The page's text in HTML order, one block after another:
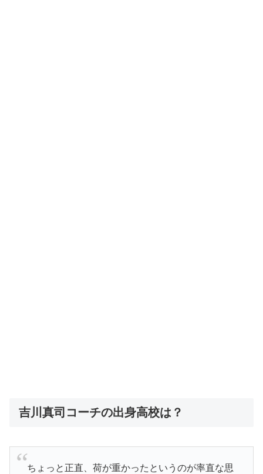
吉川真司コーチの出身高校は？
ちょっと正直、荷が重かったというのが率直な思